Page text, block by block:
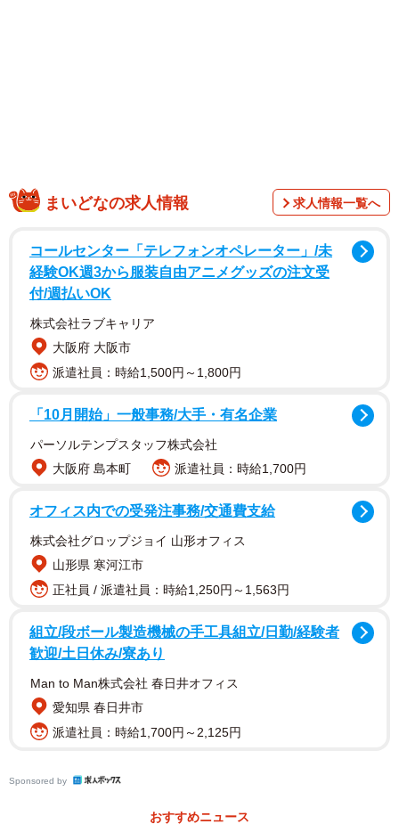
東京都在住の会社員・C子さん（40代・女性）もそのひと
り。「好きなものを楽しみたいだけなのに、まるで『いい
歳して恥ずかしい』みたいな扱いをされるのがつらかった
んですよね…」と語ります。
推し活をバカにする夫にモヤモヤ
に行ったり、たまにイベントにも遠征したりしてたんで
す。でも、結婚してから夫がすごく冷ややかで…」
ような態度をとるようになったそうです。
「『いい歳してアニメ？』『俺はファッションとか音楽し
か興味ないわ〜』って。言い方にトゲがあるというか、こ
征の予定を言うのも気まずくなってました」
夫婦といえど、趣味の違いはあるもの。けれど、あからさ
まに水を差されるのはやはり辛かったといいます。
そんなモヤモヤを抱えていたある日、思いもよらぬ事実が
まいどなの求人情報 求人情報一覧へ
コールセンター「テレフォンオペレーター」/未
経験OK週3から服装自由アニメグッズの注文受
付/週払いOK
株式会社ラブキャリア
大阪府 大阪市
派遣社員：時給1,500円～1,800円
「10月開始」一般事務/大手・有名企業
パーソルテンプスタッフ株式会社
大阪府 島本町
派遣社員：時給1,700円
オフィス内での受発注事務/交通費支給
株式会社グロップジョイ 山形オフィス
山形県 寒河江市
正社員 / 派遣社員：時給1,250円～1,563円
組立/段ボール製造機械の手工具組立/日勤/経験者
歓迎/土日休み/寮あり
Man to Man株式会社 春日井オフィス
愛知県 春日井市
派遣社員：時給1,700円～2,125円
Sponsored by
おすすめニュース